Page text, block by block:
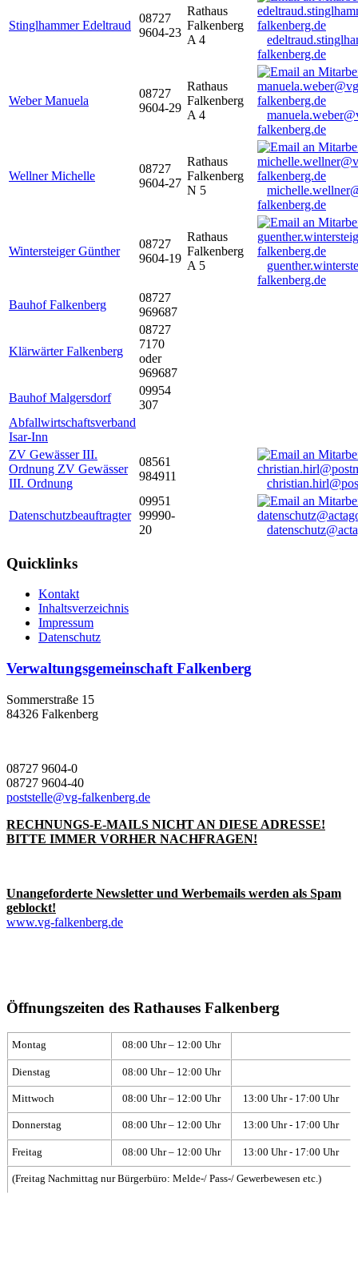
Stinglhammer Edeltraud
08727
9604-23
Rathaus
Falkenberg
A 4
falkenberg.de
Weber Manuela
08727
9604-29
Rathaus
Falkenberg
A 4
falkenberg.de
Wellner Michelle
08727
9604-27
Rathaus
Falkenberg
N 5
falkenberg.de
Wintersteiger Günther
08727
9604-19
Rathaus
Falkenberg
A 5
falkenberg.de
Bauhof Falkenberg
08727
969687
Klärwärter Falkenberg
08727
7170
oder
969687
Bauhof Malgersdorf
09954
307
Abfallwirtschaftsverband
Isar-Inn
ZV Gewässer III.
Ordnung ZV Gewässer
III. Ordnung
08561
984911
Datenschutzbeauftragter
09951
99990-
20
Quicklinks
Kontakt
Inhaltsverzeichnis
Impressum
Datenschutz
Verwaltungsgemeinschaft Falkenberg
Sommerstraße 15
84326 Falkenberg
08727 9604-0
08727 9604-40
poststelle@vg-falkenberg.de
RECHNUNGS-E-MAILS NICHT AN DIESE ADRESSE!
BITTE IMMER VORHER NACHFRAGEN!
Unangeforderte Newsletter und Werbemails werden als Spam
geblockt!
www.vg-falkenberg.de
Öffnungszeiten des Rathauses Falkenberg
Montag 08:00 Uhr – 12:00 Uhr
Dienstag 08:00 Uhr – 12:00 Uhr
Mittwoch 08:00 Uhr – 12:00 Uhr 13:00 Uhr - 17:00 Uhr
Donnerstag 08:00 Uhr – 12:00 Uhr 13:00 Uhr - 17:00 Uhr
Freitag 08:00 Uhr – 12:00 Uhr 13:00 Uhr - 17:00 Uhr
(Freitag Nachmittag nur Bürgerbüro: Melde-/ Pass-/ Gewerbewesen etc.)